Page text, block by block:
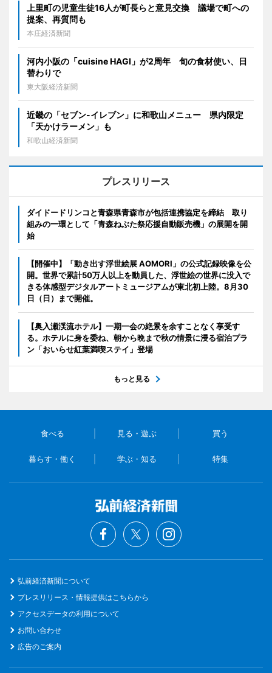
上里町の児童生徒16人が町長らと意見交換 議場で町への
提案、再質問も
本庄経済新聞
河内小阪の「cuisine HAGI」が2周年 旬の食材使い、日
替わりで
東大阪経済新聞
近畿の「セブン-イレブン」に和歌山メニュー 県内限定
「天かけラーメン」も
和歌山経済新聞
プレスリリース
ダイドードリンコと青森県青森市が包括連携協定を締結 取り
組みの一環として「青森ねぶた祭応援自動販売機」の展開を開
始
【開催中】「動き出す浮世絵展 AOMORI」の公式記録映像を公
開。世界で累計50万人以上を動員した、浮世絵の世界に没入で
きる体感型デジタルアートミュージアムが東北初上陸。8月30
日（日）まで開催。
【奥入瀬渓流ホテル】一期一会の絶景を余すことなく享受す
る。ホテルに身を委ね、朝から晩まで秋の情景に浸る宿泊プラ
ン「おいらせ紅葉満喫ステイ」登場
もっと見る
食べる 見る・遊ぶ 買う
暮らす・働く 学ぶ・知る 特集
弘前経済新聞について
プレスリリース・情報提供はこちらから
アクセスデータの利用について
お問い合わせ
広告のご案内